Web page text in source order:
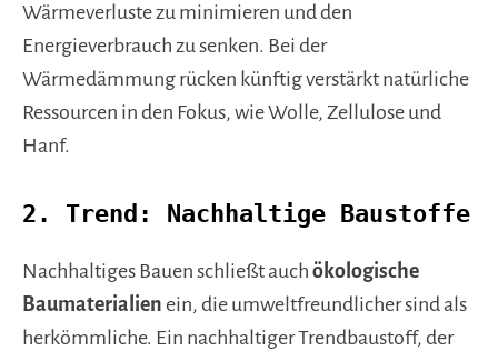
Wärmeverluste zu minimieren und den
Energieverbrauch zu senken. Bei der
Wärmedämmung rücken künftig verstärkt natürliche
Ressourcen in den Fokus, wie Wolle, Zellulose und
Hanf.
2. Trend: Nachhaltige Baustoffe
Nachhaltiges Bauen schließt auch ökologische
Baumaterialien ein, die umweltfreundlicher sind als
herkömmliche. Ein nachhaltiger Trendbaustoff, der